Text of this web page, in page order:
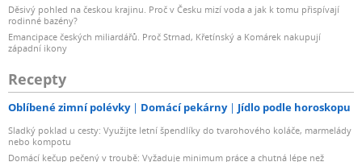
Děsivý pohled na českou krajinu. Proč v Česku mizí voda a jak k tomu přispívají
rodinné bazény?
Emancipace českých miliardářů. Proč Strnad, Křetínský a Komárek nakupují
západní ikony
Recepty
Oblíbené zimní polévky Domácí pekárny Jídlo podle horoskopu
Sladký poklad u cesty: Využijte letní špendlíky do tvarohového koláče, marmelády
nebo kompotu
Domácí kečup pečený v troubě: Vyžaduje minimum práce a chutná lépe než